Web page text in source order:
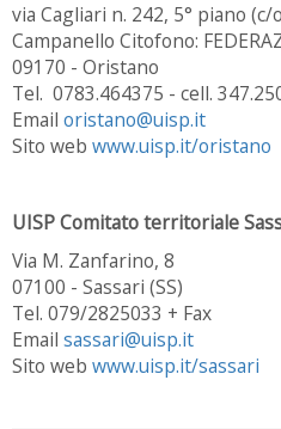
via Cagliari n. 242, 5° piano
Campanello Citofono:
09170 - Oristano
Tel. 0783.464375 - cell.
Email oristano@uisp.it
Sito web www.uisp.it/oristano
UISP Comitato territoriale
Via M. Zanfarino, 8
07100 - Sassari (SS)
Tel. 079/2825033 + Fax
Email sassari@uisp.it
Sito web www.uisp.it/sassari